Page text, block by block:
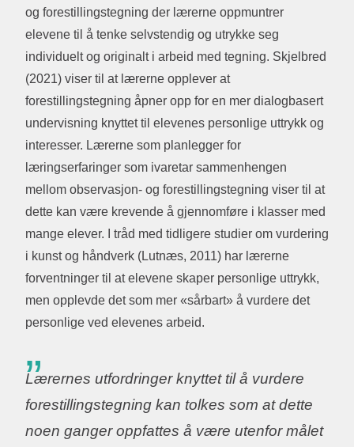
og forestillingstegning der lærerne oppmuntrer
elevene til å tenke selvstendig og utrykke seg
individuelt og originalt i arbeid med tegning. Skjelbred
(2021) viser til at lærerne opplever at
forestillingstegning åpner opp for en mer dialogbasert
undervisning knyttet til elevenes personlige uttrykk og
interesser. Lærerne som planlegger for
læringserfaringer som ivaretar sammenhengen
mellom observasjon- og forestillingstegning viser til at
dette kan være krevende å gjennomføre i klasser med
mange elever. I tråd med tidligere studier om vurdering
i kunst og håndverk (Lutnæs, 2011) har lærerne
forventninger til at elevene skaper personlige uttrykk,
men opplevde det som mer «sårbart» å vurdere det
personlige ved elevenes arbeid.
Lærernes utfordringer knyttet til å vurdere
forestillingstegning kan tolkes som at dette
noen ganger oppfattes å være utenfor målet